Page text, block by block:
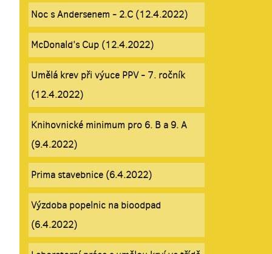
Noc s Andersenem - 2.C (12.4.2022)
McDonald’s Cup (12.4.2022)
Umělá krev při výuce PPV - 7. ročník
(12.4.2022)
Knihovnické minimum pro 6. B a 9. A
(9.4.2022)
Prima stavebnice (6.4.2022)
Výzdoba popelnic na bioodpad
(6.4.2022)